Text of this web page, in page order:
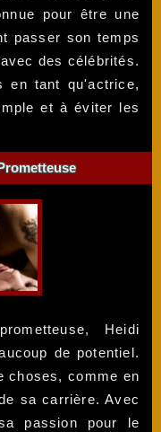
pour être une
passer son temps
des célébrités.
en tant qu'actrice,
et à éviter les
Heidi
de potentiel.
choses, comme en
sa carrière. Avec
passion pour le